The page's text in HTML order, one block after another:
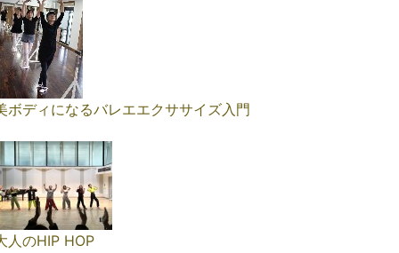
ボディになるバレエエクササイズ入門
人のHIP HOP